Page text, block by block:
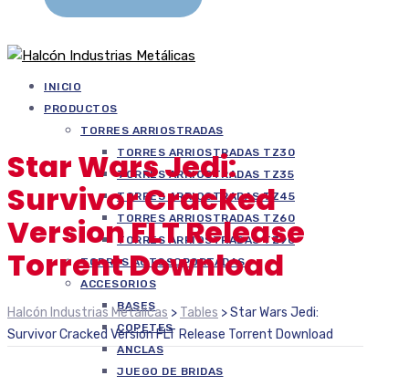
INICIO
PRODUCTOS
TORRES ARRIOSTRADAS
TORRES ARRIOSTRADAS TZ30
TORRES ARRIOSTRADAS TZ35
TORRES ARRIOSTRADAS TZ45
TORRES ARRIOSTRADAS TZ60
TORRES ARRIOSTRADAS TZ90
TORRES AUTOSOPORTADAS
ACCESORIOS
BASES
COPETES
ANCLAS
JUEGO DE BRIDAS
Star Wars Jedi:
Survivor Cracked
Version FLT Release
Torrent Download
Halcón Industrias Metálicas > Tables >Star Wars Jedi:
Survivor Cracked Version FLT Release Torrent Download